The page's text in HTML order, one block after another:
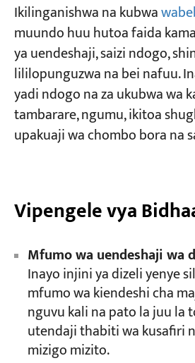
Kuhusu sisi
Wasiliana nasi
Ikilinganishwa na kubwa
muundo huu hutoa faida
ya uendeshaji, saizi ndogo,
lililopunguzwa na bei nafuu.
yadi ndogo na za ukubwa wa
tambarare, ngumu, ikitoa
upakuaji wa chombo bora na
Vipengele vya
Mfumo wa uendeshaji wa
Inayo injini ya dizeli yenye
mfumo wa kiendeshi cha
nguvu kali na pato la juu la
utendaji thabiti wa kusafiri
mizigo mizito.